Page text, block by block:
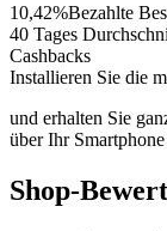
10,42%Bezahlte
40 Tages
Cashbacks
Installieren Sie die
und erhalten Sie
über Ihr Smartphone
Shop-